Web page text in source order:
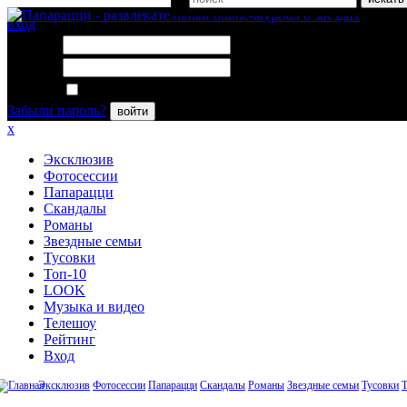
вход
Забыли пароль?
войти
x
Эксклюзив
Фотосессии
Папарацци
Скандалы
Романы
Звездные семьи
Тусовки
Топ-10
LOOK
Музыка и видео
Телешоу
Рейтинг
Вход
Эксклюзив Фотосессии Папарацци Скандалы Романы Звездные семьи Тусовки